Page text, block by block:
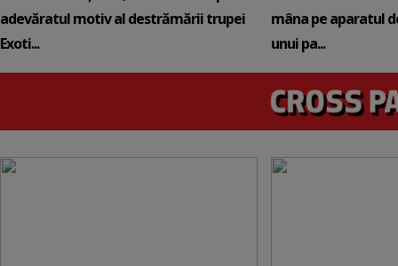
adevăratul motiv al destrămării trupei
Exoti...
mâna pe aparatul
unui pa...